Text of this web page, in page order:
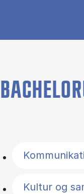
Kultur og